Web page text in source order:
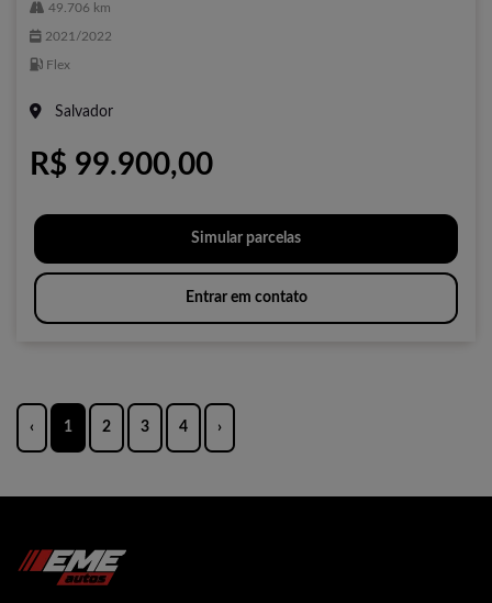
49.706 km
2021/2022
Flex
Salvador
R$ 99.900,00
Simular parcelas
Entrar em contato
‹ 1 2 3 4 ›